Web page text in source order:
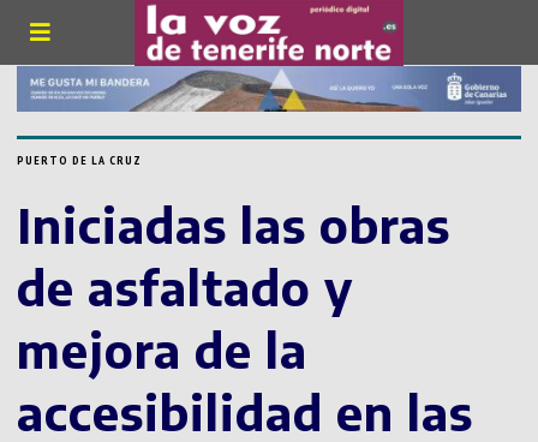
PUERTO DE LA CRUZ
Iniciadas las obras
de asfaltado y
mejora de la
accesibilidad en las